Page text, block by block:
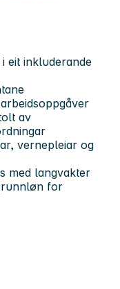
eit inkluderande
av
vernepleiar og
med langvakter
for